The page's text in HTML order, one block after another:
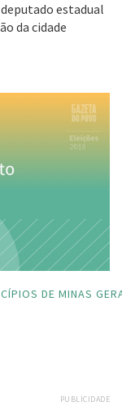
estadual
da cidade
DE MINAS
PUBLICIDADE